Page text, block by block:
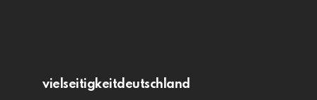
vielseitigkeitdeutschland